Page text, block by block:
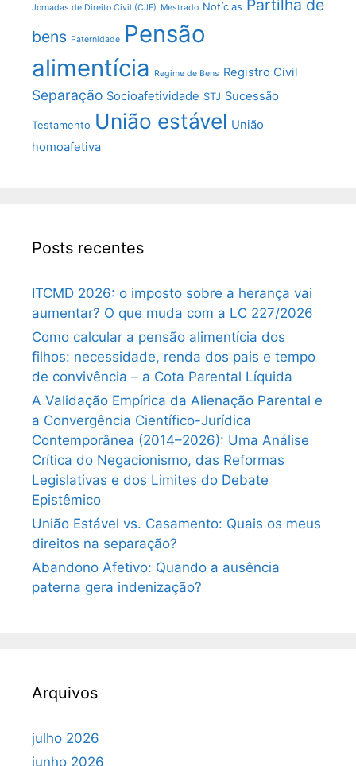
Jornadas de Direito Civil (CJF) Mestrado Notícias Partilha de
bens Paternidade Pensão
alimentícia
Regime de Bens Registro Civil
Separação Socioafetividade STJ Sucessão
Testamento União estável União
homoafetiva
Posts recentes
ITCMD 2026: o imposto sobre a herança vai
aumentar? O que muda com a LC 227/2026
Como calcular a pensão alimentícia dos
filhos: necessidade, renda dos pais e tempo
de convivência – a Cota Parental Líquida
A Validação Empírica da Alienação Parental e
a Convergência Científico-Jurídica
Contemporânea (2014–2026): Uma Análise
Crítica do Negacionismo, das Reformas
Legislativas e dos Limites do Debate
Epistêmico
União Estável vs. Casamento: Quais os meus
direitos na separação?
Abandono Afetivo: Quando a ausência
paterna gera indenização?
Arquivos
julho 2026
junho 2026